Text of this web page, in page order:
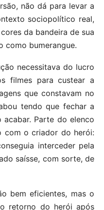
não dá para levar a
sociopolítico real,
da bandeira de sua
como bumerangue.
necessitava do lucro
filmes para custear a
que constavam no
tendo que fechar a
Parte do elenco
com o criador do herói:
interceder pela
saísse, com sorte, de
bem eficientes, mas o
retorno do herói após